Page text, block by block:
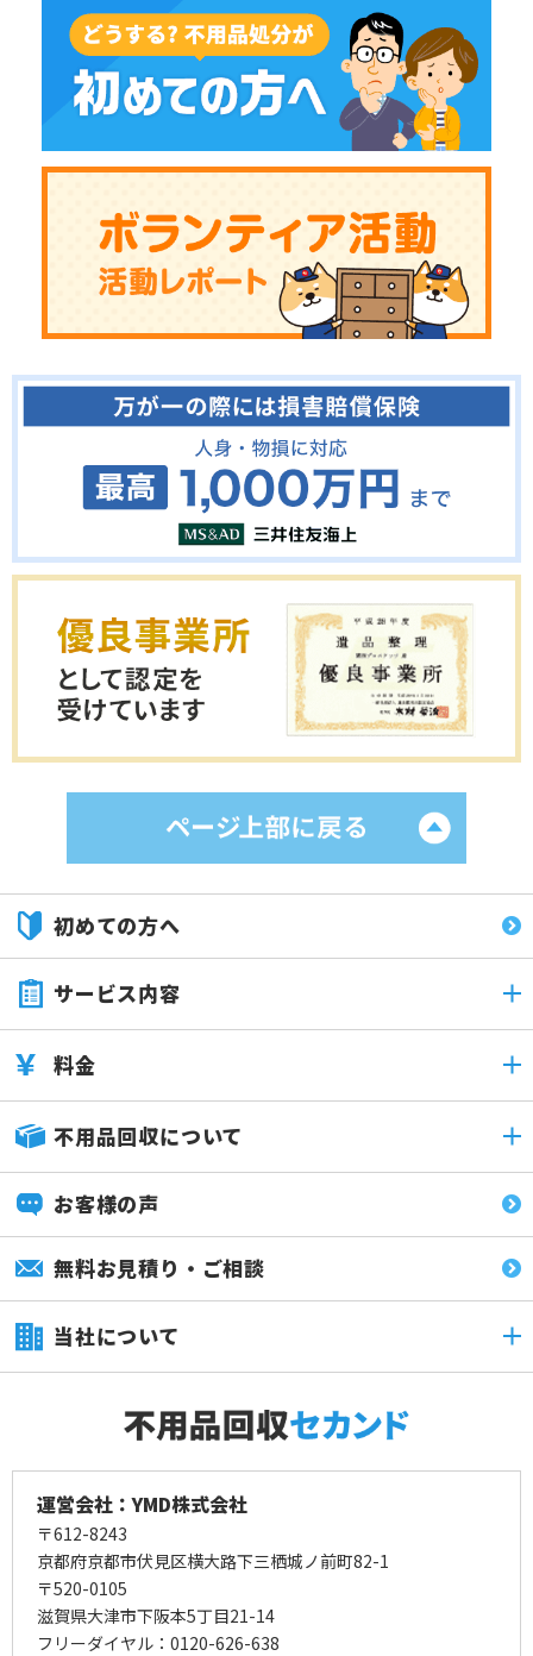
初めての方へ
サービス内容
料金
不用品回収について
お客様の声
無料お見積り・ご相談
当社について
運営会社：YMD株式会社
〒612-8243
京都府京都市伏見区横大路下三栖城ノ前町82-1
〒520-0105
滋賀県大津市下阪本5丁目21-14
フリーダイヤル：0120-626-638